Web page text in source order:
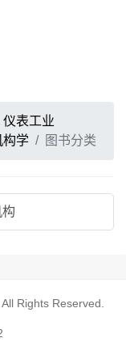
表工业
构学 图书分类
. All Rights Reserved.